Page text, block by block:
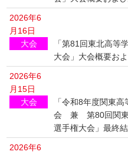
2026年6
月16日
大会
「第81回東北高等
大会」大会概要お
2026年6
月15日
大会
「令和8年度関東
会 兼 第80回関東
選手権大会」最終
2026年6